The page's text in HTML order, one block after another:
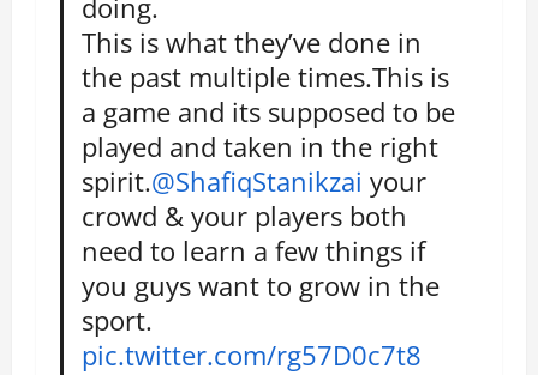
doing.
This is what they’ve done in
the past multiple times.This is
a game and its supposed to be
played and taken in the right
spirit.@ShafiqStanikzai your
crowd & your players both
need to learn a few things if
you guys want to grow in the
sport.
pic.twitter.com/rg57D0c7t8